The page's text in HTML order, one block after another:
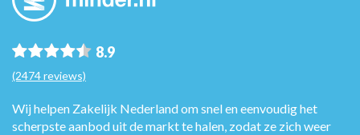
8.9
(2474 reviews)
Wij helpen Zakelijk Nederland om snel en eenvoudig het
scherpste aanbod uit de markt te halen, zodat ze zich weer